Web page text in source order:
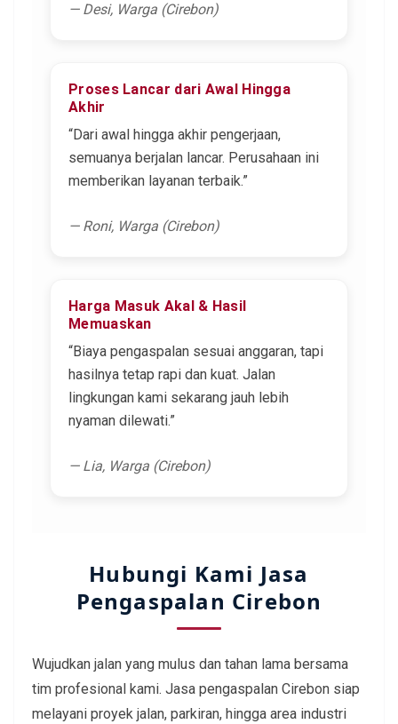
— Desi, Warga (Cirebon)
Proses Lancar dari Awal Hingga
Akhir
“Dari awal hingga akhir pengerjaan,
semuanya berjalan lancar. Perusahaan ini
memberikan layanan terbaik.”
— Roni, Warga (Cirebon)
Harga Masuk Akal & Hasil
Memuaskan
“Biaya pengaspalan sesuai anggaran, tapi
hasilnya tetap rapi dan kuat. Jalan
lingkungan kami sekarang jauh lebih
nyaman dilewati.”
— Lia, Warga (Cirebon)
Hubungi Kami Jasa
Pengaspalan Cirebon
Wujudkan jalan yang mulus dan tahan lama bersama
tim profesional kami. Jasa pengaspalan Cirebon siap
melayani proyek jalan, parkiran, hingga area industri